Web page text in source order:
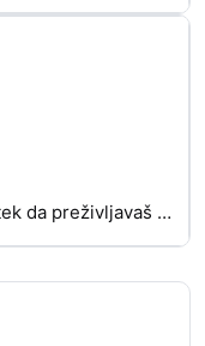
da preživljavaš …